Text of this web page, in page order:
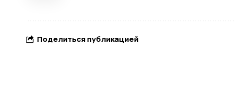
Поделиться публикацией